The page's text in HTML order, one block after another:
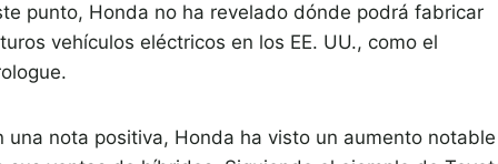
punto, Honda no ha revelado dónde podrá fabricar
vehículos eléctricos en los EE. UU., como el
una nota positiva, Honda ha visto un aumento notable